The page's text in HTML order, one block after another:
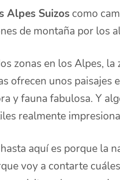
Alpes Suizos como
de montaña por los
zonas en los Alpes, la
ofrecen unos paisajes
y fauna fabulosa. Y
realmente
aquí es porque la
voy a contarte